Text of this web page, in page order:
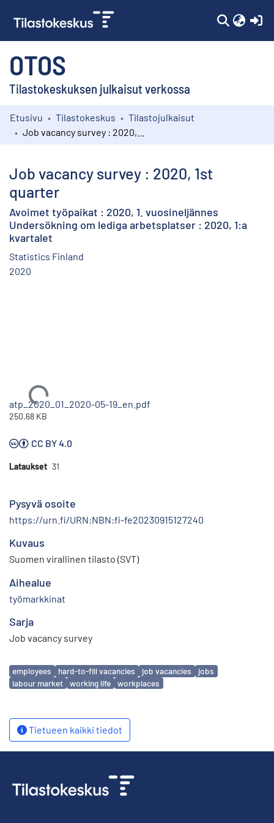
OTOS
Tilastokeskuksen julkaisut verkossa
Kokoelmat
Etusivu Tilastokeskus
Tilastojulkaisut
Job vacancy survey : 2020, 1st
quarter
Avoimet työpaikat : 2020, 1. vuosineljännes
Undersökning om lediga arbetsplatser : 2020, 1:a
kvartalet
Statistics Finland
2020
Ladataan...
atp_2020_01_2020-05-19_en.pdf
250.68 KB
CC BY 4.0
Lataukset 31
Pysyvä osoite
https://urn.fi/URN:NBN:fi-fe20230915127240
Kuvaus
Suomen virallinen tilasto (SVT)
Aihealue
työmarkkinat
Sarja
Job vacancy survey
Avainsanat
employees hard-to-fill vacancies job vacancies
jobs
labour market
working life workplaces
Tietueen kaikki tiedot